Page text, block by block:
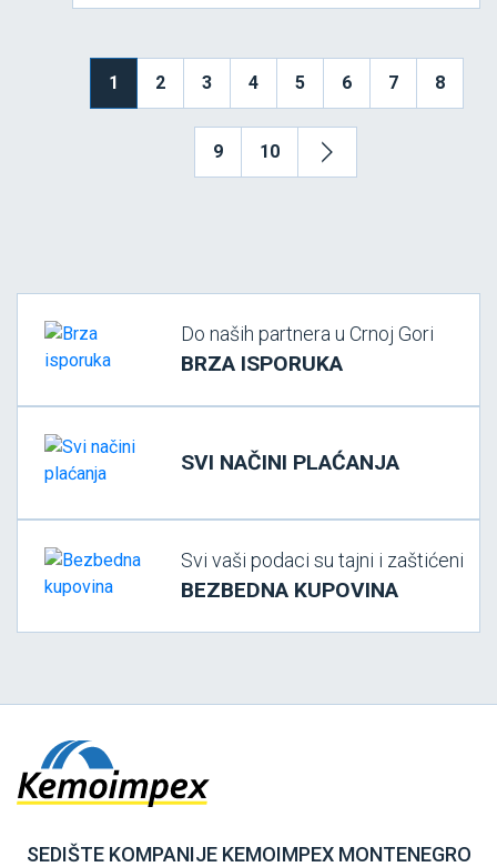
1 2 3 4 5 6 7 8
9 10
Do naših partnera u Crnoj Gori
BRZA ISPORUKA
SVI NAČINI PLAĆANJA
Svi vaši podaci su tajni i zaštićeni
BEZBEDNA KUPOVINA
SEDIŠTE KOMPANIJE KEMOIMPEX MONTENEGRO